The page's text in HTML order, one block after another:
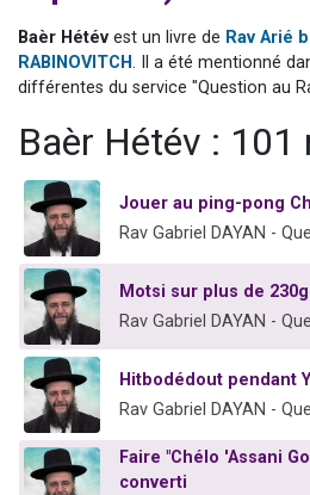
12 nouvelles
Baèr Hétév est un livre de Rav Arié
RABINOVITCH. Il a été mentionné
différentes du service "Question au
Baèr Hétév : 101
Jouer au ping-pong
Rav Gabriel DAYAN -
Motsi sur plus de
Rav Gabriel DAYAN -
Hitbodédout pendant
Rav Gabriel DAYAN -
Faire "Chélo 'Assani
converti